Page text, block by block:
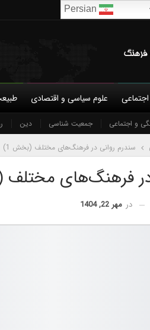
شرایط همکاری و عضویت تماس با و اجتماعی جمعیت شناسی دین
علوم سیاسی و اقتصادی
سندرم روانی در فرهنگ‌های مختلف (بخش 1)
فرهنگ‌های مختلف
در مهر 22, 1404